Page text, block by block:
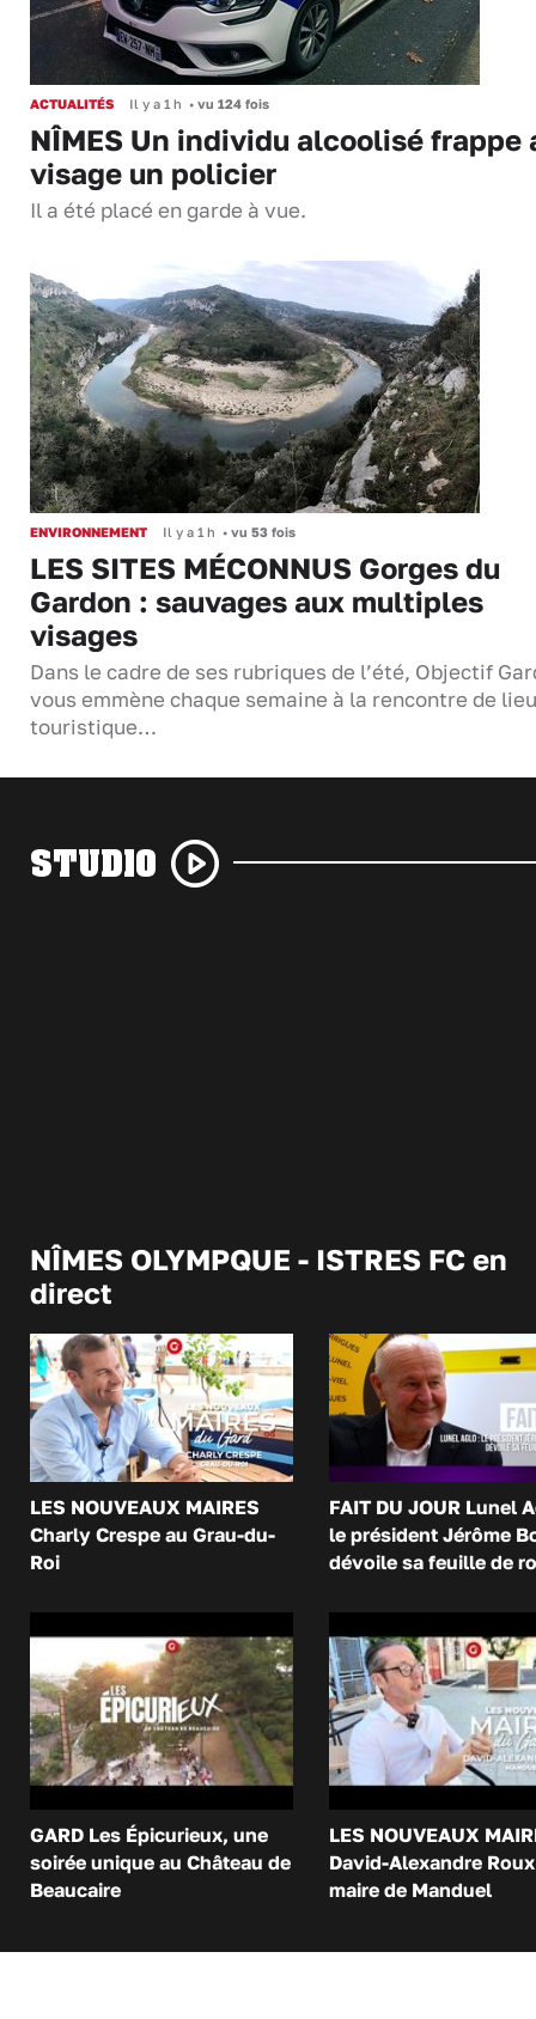
ACTUALITÉS Il y a 1 h • vu 124 fois
NÎMES Un individu alcoolisé frappe
visage un policier
Il a été placé en garde à vue.
ENVIRONNEMENT Il y a 1 h • vu 53 fois
LES SITES MÉCONNUS Gorges du
Gardon : sauvages aux multiples
visages
Dans le cadre de ses rubriques de l’été, Objectif
vous emmène chaque semaine à la rencontre de
touristique…
STUDIO
NÎMES OLYMPQUE - ISTRES FC en
direct
LES NOUVEAUX MAIRES
Charly Crespe au Grau-du-
Roi
FAIT DU JOUR Lunel
le président Jérôme
dévoile sa feuille de
GARD Les Épicurieux, une
soirée unique au Château de
Beaucaire
LES NOUVEAUX
David-Alexandre
maire de Manduel